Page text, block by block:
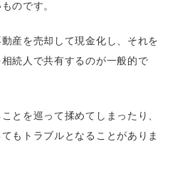
のです。
産を売却して現金化し、それを
続人で共有するのが一般的で
とを巡って揉めてしまったり、
もトラブルとなることがありま